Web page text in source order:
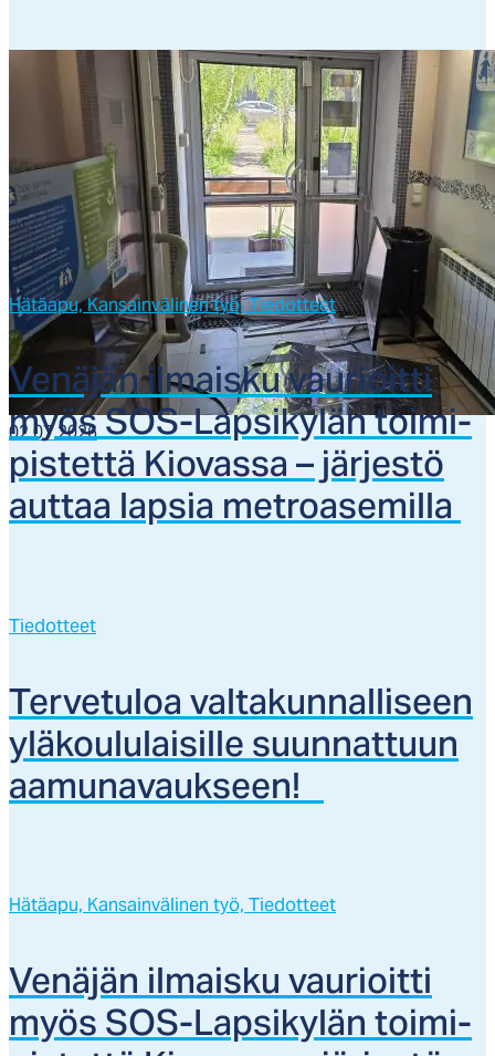
02.07.2026
Hätäapu,Kansainvälinen työ,Tiedotteet
Ve­nä­jän il­mais­ku vau­rioit­ti
myös SOS-Lap­si­ky­län toi­mi­
pis­tet­tä Kio­vas­sa – jär­jes­tö
aut­taa lap­sia met­roa­se­mil­la
Tiedotteet
Ter­ve­tu­loa val­ta­kun­nal­li­seen
ylä­kou­lu­lai­sil­le suun­nat­tuun
aa­mu­na­vauk­seen!
Hätäapu, Kansainvälinen työ, Tiedotteet
Ve­nä­jän il­mais­ku vau­rioit­ti
myös SOS-Lap­si­ky­län toi­mi­